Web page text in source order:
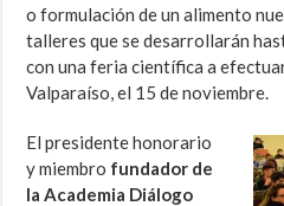
o formulación de un alimento
talleres que se desarrollarán
con una feria científica a
Valparaíso, el 15 de noviembre.
El presidente honorario
y miembro fundador de
la Academia Diálogo